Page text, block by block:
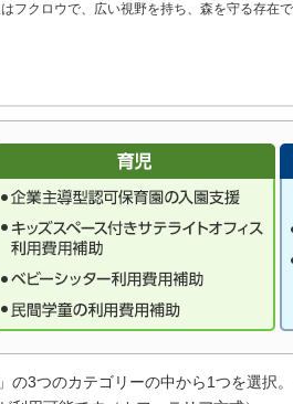
フクロウで、広い視野を持ち、森を守る存在
の3つのカテゴリーの中から1つを選択